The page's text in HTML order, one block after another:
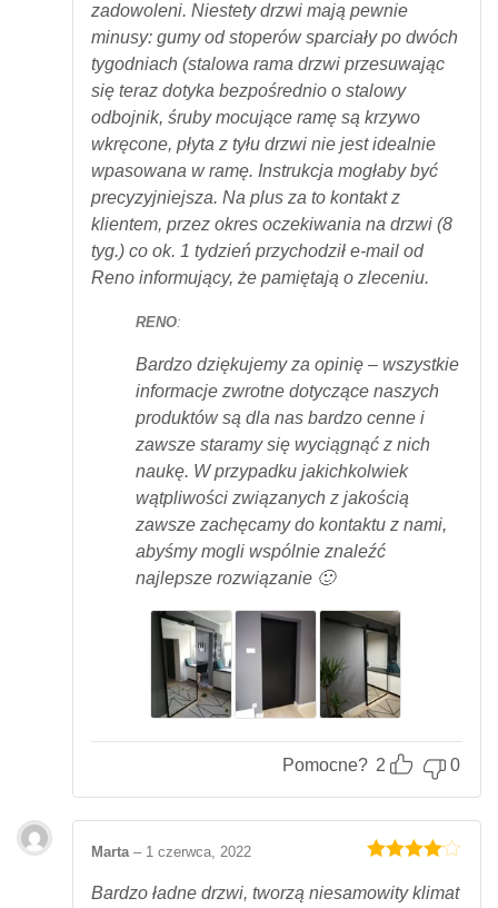
zadowoleni. Niestety drzwi mają pewnie
minusy: gumy od stoperów sparciały po dwóch
tygodniach (stalowa rama drzwi przesuwając
się teraz dotyka bezpośrednio o stalowy
odbojnik, śruby mocujące ramę są krzywo
wkręcone, płyta z tyłu drzwi nie jest idealnie
wpasowana w ramę. Instrukcja mogłaby być
precyzyjniejsza. Na plus za to kontakt z
klientem, przez okres oczekiwania na drzwi (8
tyg.) co ok. 1 tydzień przychodził e-mail od
Reno informujący, że pamiętają o zleceniu.
RENO:
Bardzo dziękujemy za opinię – wszystkie
informacje zwrotne dotyczące naszych
produktów są dla nas bardzo cenne i
zawsze staramy się wyciągnąć z nich
naukę. W przypadku jakichkolwiek
wątpliwości związanych z jakością
zawsze zachęcamy do kontaktu z nami,
abyśmy mogli wspólnie znaleźć
najlepsze rozwiązanie 🙂
Pomocne? 2 0
4na 5.
Marta – 1 czerwca, 2022
Bardzo ładne drzwi, tworzą niesamowity klimat